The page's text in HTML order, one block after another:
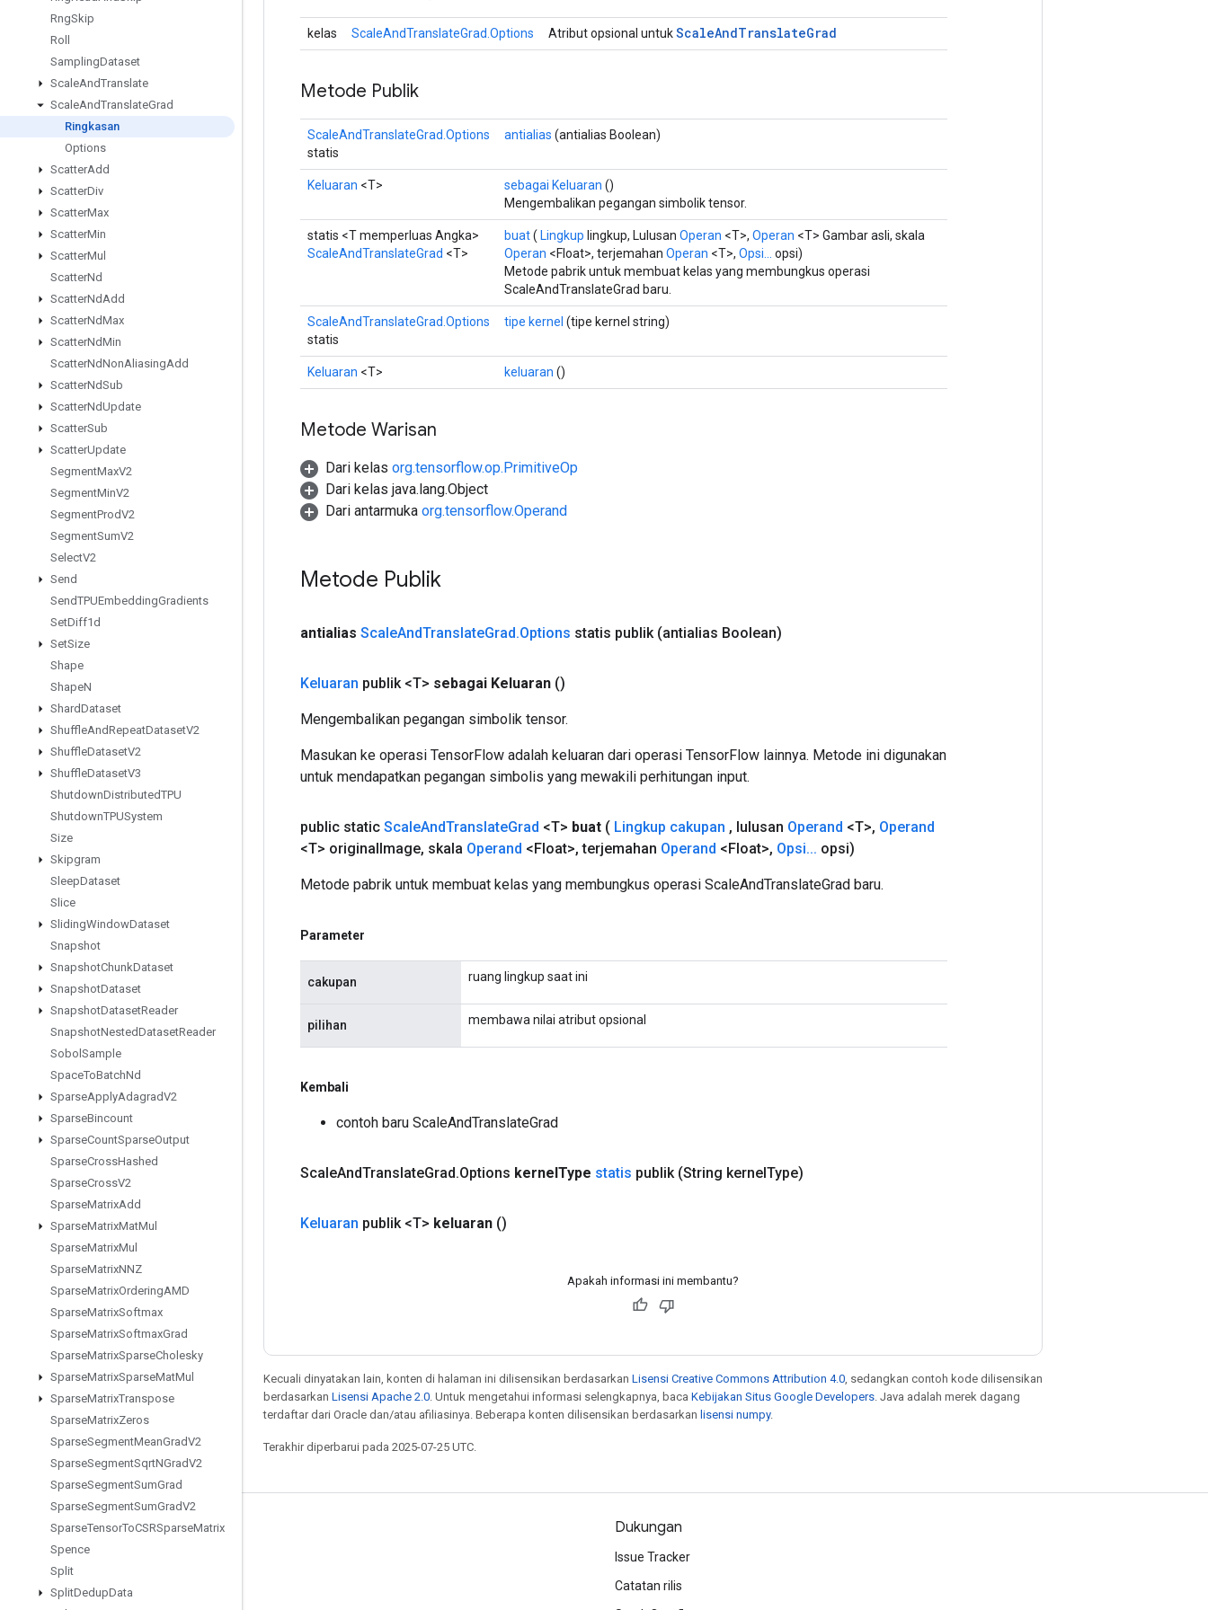
RngSkip
Roll
SamplingDataset
ScaleAndTranslate
ScaleAndTranslateGrad
Ringkasan
Options
ScatterAdd
ScatterDiv
ScatterMax
ScatterMin
ScatterMul
ScatterNd
ScatterNdAdd
ScatterNdMax
ScatterNdMin
ScatterNdNonAliasingAdd
ScatterNdSub
ScatterNdUpdate
ScatterSub
ScatterUpdate
SegmentMaxV2
SegmentMinV2
SegmentProdV2
SegmentSumV2
SelectV2
Send
SendTPUEmbeddingGradients
SetDiff1d
SetSize
Shape
ShapeN
ShardDataset
ShuffleAndRepeatDatasetV2
ShuffleDatasetV2
ShuffleDatasetV3
ShutdownDistributedTPU
ShutdownTPUSystem
Size
Skipgram
SleepDataset
Slice
SlidingWindowDataset
Snapshot
SnapshotChunkDataset
SnapshotDataset
SnapshotDatasetReader
SnapshotNestedDatasetReader
Sobol Sample
SpaceToBatchNd
SparseApplyAdagradV2
SparseBincount
SparseCountSparseOutput
SparseCrossHashed
SparseCrossV2
SparseMatrixAdd
SparseMatrixMatMul
SparseMatrixMul
SparseMatrixNNZ
SparseMatrixOrderingAMD
SparseMatrixSoftmax
SparseMatrixSoftmaxGrad
SparseMatrixSparseCholesky
SparseMatrixSparseMatMul
SparseMatrixTranspose
SparseMatrixZeros
SparseSegmentMeanGradV2
SparseSegmentSqrtNGradV2
SparseSegmentSumGrad
SparseSegmentSumGradV2
SparseTensorToCSRSparseMatrix
Spence
Split
SplitDedupData
kelas ScaleAndTranslateGrad.Options Atribut opsional untukScaleAndTranslateGrad
Metode Publik
ScaleAndTranslateGrad.Options
statis
antialias (antialias Boolean)
Keluaran <T> sebagai Keluaran ()
Mengembalikan pegangan simbolik tensor.
statis <T memperluas Angka>
ScaleAndTranslateGrad <T>
buat( Lingkup lingkup, Lulusan Operan <T>, Operan <T> Gambar asli, skala
Operan <Float>, terjemahan Operan <T>, Opsi...
opsi)
Metode pabrik untuk membuat kelas yang membungkus operasi
ScaleAndTranslateGrad baru.
ScaleAndTranslateGrad.Options
statis
tipe kernel (tipe kernel string)
Keluaran <T> keluaran ()
Metode Warisan
Dari kelas org.tensorflow.op.PrimitiveOp
Dari kelas java.lang.Object
Dari antarmuka org.tensorflow.Operand
Metode Publik
antialias ScaleAndTranslateGrad.Options statis publik (antialias Boolean)
Keluaran publik <T> sebagai Keluaran ()
Mengembalikan pegangan simbolik tensor.
Masukan ke operasi TensorFlow adalah keluaran dari operasi TensorFlow lainnya. Metode ini digunakan
untuk mendapatkan pegangan simbolis yang mewakili perhitungan input.
public static ScaleAndTranslateGrad <T> buat ( Lingkup cakupan , lulusan Operand <T>, Operand
<T> originalImage, skala Operand <Float>, terjemahan Operand <Float>, Opsi... opsi)
Metode pabrik untuk membuat kelas yang membungkus operasi ScaleAndTranslateGrad baru.
Parameter
cakupan ruang lingkup saat ini
pilihan membawa nilai atribut opsional
Kembali
contoh baru ScaleAndTranslateGrad
ScaleAndTranslateGrad.Options kernelType statis publik (String kernelType)
Keluaran publik <T> keluaran ()
Apakah informasi ini membantu?
Kecuali dinyatakan lain, konten di halaman ini dilisensikan berdasarkan Lisensi Creative Commons Attribution 4.0 , sedangkan contoh kode dilisensikan
berdasarkan Lisensi Apache 2.0 . Untuk mengetahui informasi selengkapnya, baca Kebijakan Situs Google Developers . Java adalah merek dagang
terdaftar dari Oracle dan/atau afiliasinya. Beberapa konten dilisensikan berdasarkan lisensi numpy.
Terakhir diperbarui pada 2025-07-25 UTC.
Tetap terhubung
Forum
Dukungan
Issue Tracker
Catatan rilis